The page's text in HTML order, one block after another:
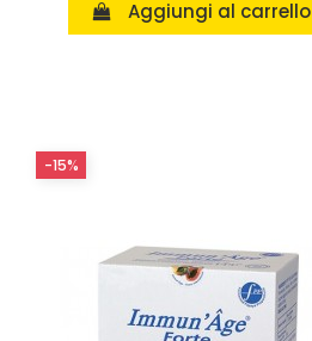
Aggiungi al carrello
-15%